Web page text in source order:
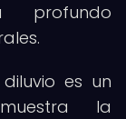
profundo
es un
la